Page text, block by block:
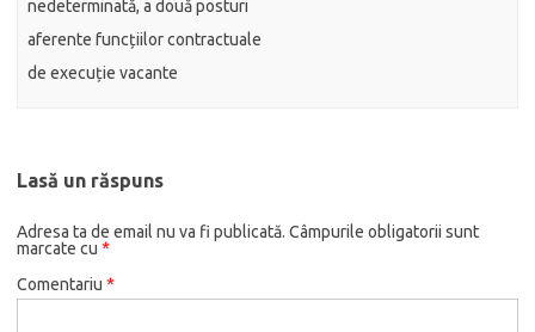
nedeterminată, a două posturi
aferente funcțiilor contractuale
de execuție vacante
Lasă un răspuns
Adresa ta de email nu va fi publicată. Câmpurile obligatorii sunt
marcate cu *
Comentariu *